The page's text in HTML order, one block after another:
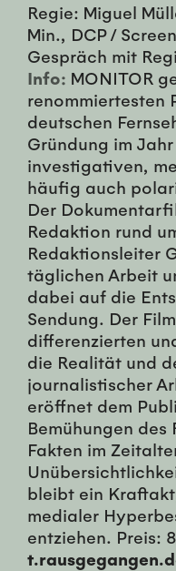
Regie: Miguel
Min., DCP /
Gespräch mit
Info: MONITOR
renommiertesten
deutschen
Gründung im
investigativen,
häufig auch
Der
Redaktion rund
Redaktionsleiter
täglichen Arbeit
dabei auf die
Sendung. Der
differenzierten
die Realität und
journalistischer
eröffnet dem
Bemühungen
Fakten im
bleibt ein
medialer
entziehen. Preis: